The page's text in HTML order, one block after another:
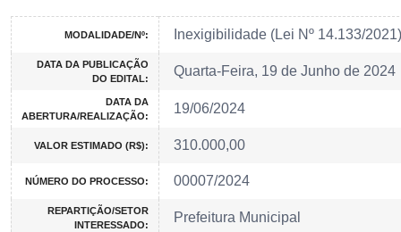
MODALIDADE/Nº: Inexigibilidade (Lei Nº 14.133/
DATA DA PUBLICAÇÃO
DO EDITAL:
Quarta-Feira, 19 de Junho de 2024
DATA DA
ABERTURA/REALIZAÇÃO:
19/06/2024
VALOR ESTIMADO (R$): 310.000,00
NÚMERO DO PROCESSO: 00007/2024
REPARTIÇÃO/SETOR
INTERESSADO:
Prefeitura Municipal